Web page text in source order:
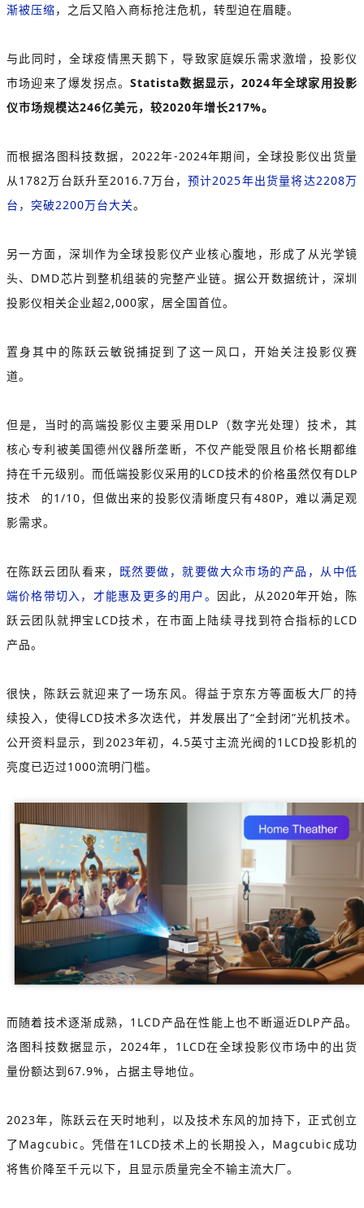
渐被压缩，之后又陷入商标抢注危机，转型迫在眉睫。
与此同时，全球疫情黑天鹅下，导致家庭娱乐需求激增，投影仪
市场迎来了爆发拐点。Statista数据显示，2024年全球家用投影
仪市场规模达246亿美元，较2020年增长217%。
而根据洛图科技数据，2022年-2024年期间，全球投影仪出货量
从1782万台跃升至2016.7万台，预计2025年出货量将达2208万
台，突破2200万台大关。
另一方面，深圳作为全球投影仪产业核心腹地，形成了从光学镜
头、DMD芯片到整机组装的完整产业链。据公开数据统计，深圳
投影仪相关企业超2,000家，居全国首位。
置身其中的陈跃云敏锐捕捉到了这一风口，开始关注投影仪赛
道。
但是，当时的高端投影仪主要采用DLP（数字光处理）技术，其
核心专利被美国德州仪器所垄断，不仅产能受限且价格长期都维
持在千元级别。而低端投影仪采用的LCD技术的价格虽然仅有DLP
技术
的1/10，但做出来的投影仪清晰度只有480P，难以满足观
影需求。
在陈跃云团队看来， 既然要做，就要做大众市场的产品，从中低
端价格带切入，才能惠及更多的用户。 因此，从2020年开始，陈
跃云团队就押宝LCD技术，在市面上陆续寻找到符合指标的LCD
产品。
很快，陈跃云就迎来了一场东风。得益于京东方等面板大厂的持
续投入，使得LCD技术多次迭代，并发展出了“全封闭”光机技术。
公开资料显示，到2023年初，4.5英寸主流光阀的1LCD投影机的
亮度已迈过1000流明门槛。
而随着技术逐渐成熟，1LCD产品在性能上也不断逼近DLP产品。
洛图科技数据显示，2024年，1LCD在全球投影仪市场中的出货
量份额达到67.9%，占据主导地位。
2023年，陈跃云在天时地利，以及技术东风的加持下，正式创立
了Magcubic。凭借在1LCD技术上的长期投入，Magcubic成功
将售价降至千元以下，且显示质量完全不输主流大厂。